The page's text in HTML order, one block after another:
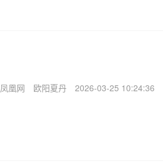
凤凰网 欧阳夏丹 2026-03-25 10:24:36